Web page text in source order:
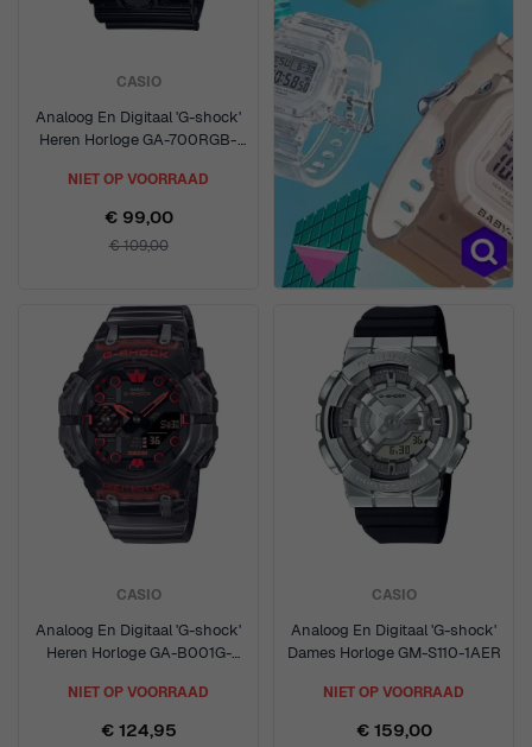
CASIO
Analoog En Digitaal 'G-shock'
Heren Horloge GA-700RGB-
NIET OP VOORRAAD
€ 99,00
€ 109,00
CASIO
Analoog En Digitaal 'G-shock'
Heren Horloge GA-B001G-
NIET OP VOORRAAD
€ 124,95
CASIO
Analoog En Digitaal 'G-shock'
Dames Horloge GM-S110-1AER
NIET OP VOORRAAD
€ 159,00